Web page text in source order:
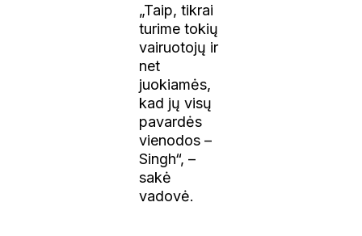
„Taip, tikrai
turime tokių
vairuotojų ir
net
juokiamės,
kad jų visų
pavardės
vienodos –
Singh“, –
sakė
vadovė.